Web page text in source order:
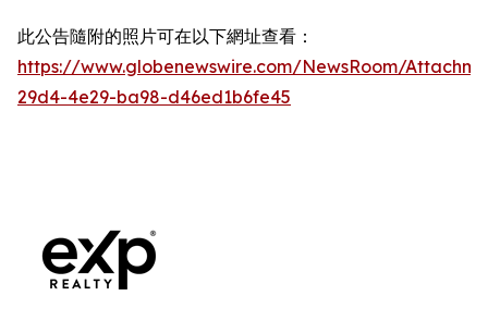
此公告隨附的照片可在以下網址查看：
https://www.globenewswire.com/NewsRoom/
29d4-4e29-ba98-d46ed1b6fe45